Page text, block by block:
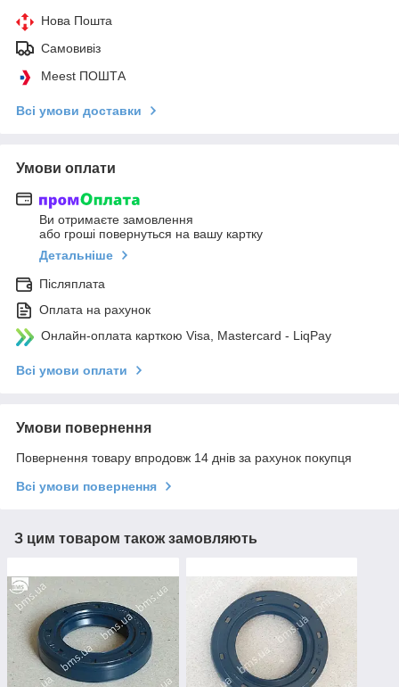
Нова Пошта
Самовивіз
Meest ПОШТА
Всі умови доставки
Умови оплати
Ви отримаєте замовлення
або гроші повернуться на вашу картку
Детальніше
Післяплата
Оплата на рахунок
Онлайн-оплата карткою Visa, Mastercard - LiqPay
Всі умови оплати
Умови повернення
Повернення товару впродовж 14 днів за рахунок покупця
Всі умови повернення
З цим товаром також замовляють